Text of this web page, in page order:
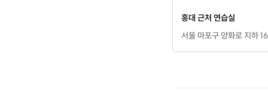
홍대 근처 연습실
서울 마포구 양화로 지하